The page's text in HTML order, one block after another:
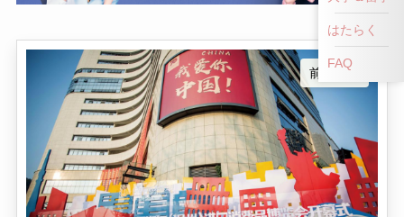
前へ戻る
はたらく
FAQ